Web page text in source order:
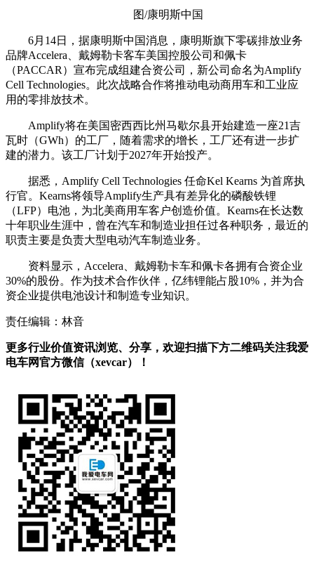
图/康明斯中国
6月14日，据康明斯中国消息，康明斯旗下零碳排放业务
品牌Accelera、戴姆勒卡客车美国控股公司和佩卡
（PACCAR）宣布完成组建合资公司，新公司命名为Amplify
Cell Technologies。此次战略合作将推动电动商用车和工业应
用的零排放技术。
Amplify将在美国密西西比州马歇尔县开始建造一座21吉
瓦时（GWh）的工厂，随着需求的增长，工厂还有进一步扩
建的潜力。该工厂计划于2027年开始投产。
据悉，Amplify Cell Technologies 任命Kel Kearns 为首席执
行官。Kearns将领导Amplify生产具有差异化的磷酸铁锂
（LFP）电池，为北美商用车客户创造价值。Kearns在长达数
十年职业生涯中，曾在汽车和制造业担任过各种职务，最近的
职责主要是负责大型电动汽车制造业务。
资料显示，Accelera、戴姆勒卡车和佩卡各拥有合资企业
30%的股份。作为技术合作伙伴，亿纬锂能占股10%，并为合
资企业提供电池设计和制造专业知识。
责任编辑：林音
更多行业价值资讯浏览、分享，欢迎扫描下方二维码关注我爱
电车网官方微信（xevcar）！